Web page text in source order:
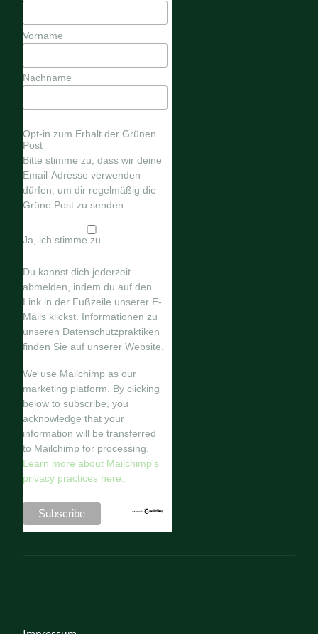
Vorname
Nachname
Opt-in zum Erhalt der Grünen
Post
Bitte stimme zu, dass wir deine
Email-Adresse verwenden
dürfen, um dir regelmäßig die
Grüne Post zu senden.
Ja, ich stimme zu
Du kannst dich jederzeit
abmelden, indem du auf den
Link in der Fußzeile unserer E-
Mails klickst. Informationen zu
unseren Datenschutzpraktiken
finden Sie auf unserer Website.
We use Mailchimp as our
marketing platform. By clicking
below to subscribe, you
acknowledge that your
information will be transferred
to Mailchimp for processing.
Learn more about Mailchimp's
privacy practices here.